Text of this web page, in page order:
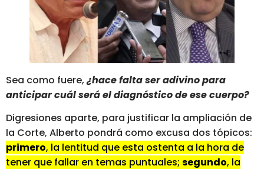
Sea como fuere, ¿hace falta ser adivino para
anticipar cuál será el diagnóstico de ese cuerpo?
Digresiones aparte, para justificar la ampliación de
la Corte, Alberto pondrá como excusa dos tópicos:
primero, la lentitud que esta ostenta a la hora de
tener que fallar en temas puntuales; segundo, la